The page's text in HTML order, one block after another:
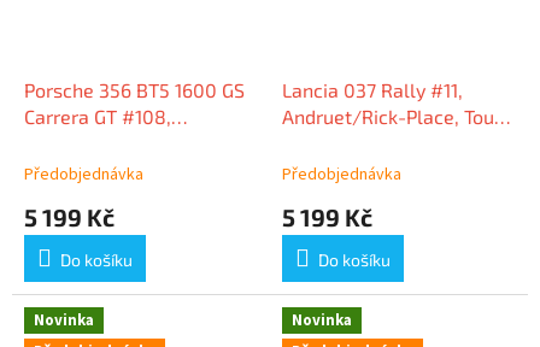
Porsche 356 BT5 1600 GS
Carrera GT #108,
Tour de Corse 1960, 1:18
Předobjednávka
5 199 Kč
Do košíku
Lancia 037 Rally #11,
Andruet/Rick-Place, Tour
Předobjednávka
5 199 Kč
Do košíku
Novinka
Novinka